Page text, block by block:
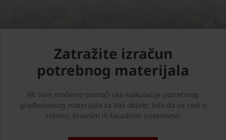
Zatražite izračun
potrebnog materijala
Mi Vam možemo pomoći oko kalkulacije potrebnog
građevinskog materijala za Vaš objekt, bilo da se radi o
zidnim, krovnim ili fasadnim sistemima!